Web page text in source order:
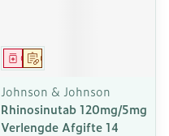
Op voorschrift
Geneesmiddel
Johnson & Johnson
Rhinosinutab 120mg/5mg
Verlengde Afgifte 14